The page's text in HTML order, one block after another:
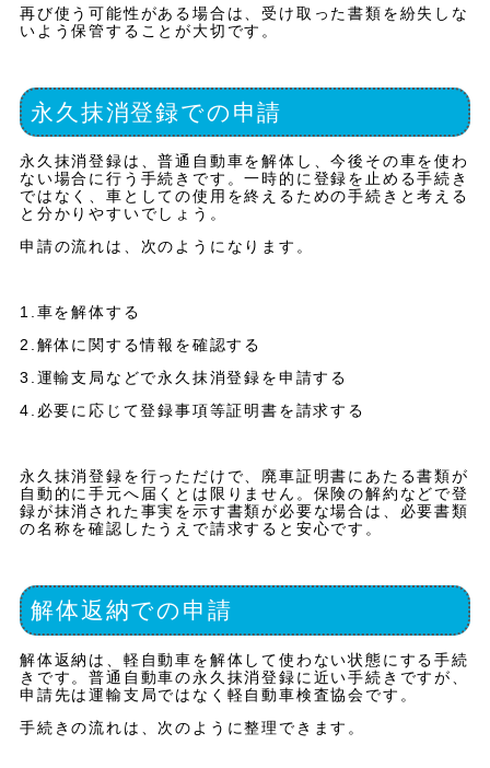
再び使う可能性がある場合は、受け取った書類を紛失しな
いよう保管することが大切です。
永久抹消登録での申請
永久抹消登録は、普通自動車を解体し、今後その車を使わ
ない場合に行う手続きです。一時的に登録を止める手続き
ではなく、車としての使用を終えるための手続きと考える
と分かりやすいでしょう。
申請の流れは、次のようになります。
1.車を解体する
2.解体に関する情報を確認する
3.運輸支局などで永久抹消登録を申請する
4.必要に応じて登録事項等証明書を請求する
永久抹消登録を行っただけで、廃車証明書にあたる書類が
自動的に手元へ届くとは限りません。保険の解約などで登
録が抹消された事実を示す書類が必要な場合は、必要書類
の名称を確認したうえで請求すると安心です。
解体返納での申請
解体返納は、軽自動車を解体して使わない状態にする手続
きです。普通自動車の永久抹消登録に近い手続きですが、
申請先は運輸支局ではなく軽自動車検査協会です。
手続きの流れは、次のように整理できます。